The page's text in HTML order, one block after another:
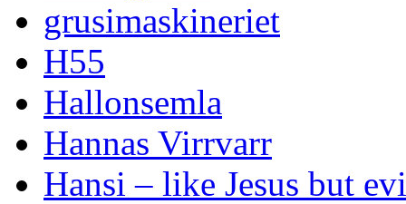
grusimaskineriet
H55
Hallonsemla
Hannas Virrvarr
Hansi – like Jesus but